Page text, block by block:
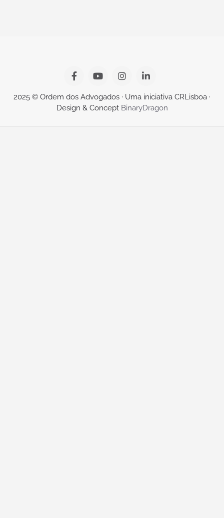
2025 © Ordem dos Advogados · Uma iniciativa CRLisboa ·
Design & Concept BinaryDragon